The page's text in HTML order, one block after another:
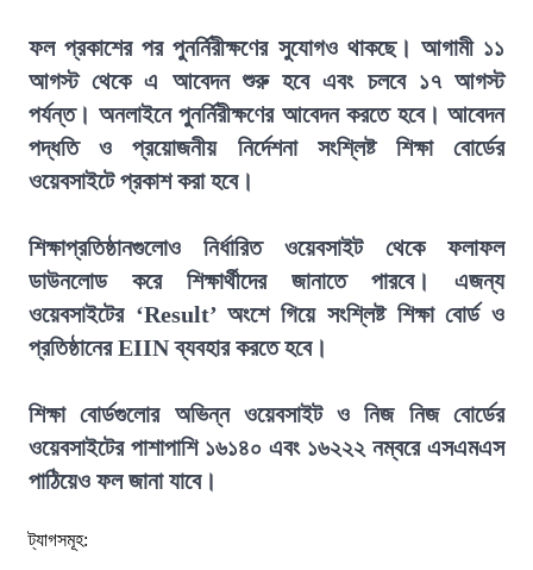
ফল প্রকাশের পর পুনর্নিরীক্ষণের সুযোগও থাকছে। আগামী ১১
আগস্ট থেকে এ আবেদন শুরু হবে এবং চলবে ১৭ আগস্ট
পর্যন্ত। অনলাইনে পুনর্নিরীক্ষণের আবেদন করতে হবে। আবেদন
পদ্ধতি ও প্রয়োজনীয় নির্দেশনা সংশ্লিষ্ট শিক্ষা বোর্ডের
ওয়েবসাইটে প্রকাশ করা হবে।
শিক্ষাপ্রতিষ্ঠানগুলোও নির্ধারিত ওয়েবসাইট থেকে ফলাফল
ডাউনলোড করে শিক্ষার্থীদের জানাতে পারবে। এজন্য
ওয়েবসাইটের ‘Result’ অংশে গিয়ে সংশ্লিষ্ট শিক্ষা বোর্ড ও
প্রতিষ্ঠানের EIIN ব্যবহার করতে হবে।
শিক্ষা বোর্ডগুলোর অভিন্ন ওয়েবসাইট ও নিজ নিজ বোর্ডের
ওয়েবসাইটের পাশাপাশি ১৬১৪০ এবং ১৬২২২ নম্বরে এসএমএস
পাঠিয়েও ফল জানা যাবে।
ট্যাগসমূহ: